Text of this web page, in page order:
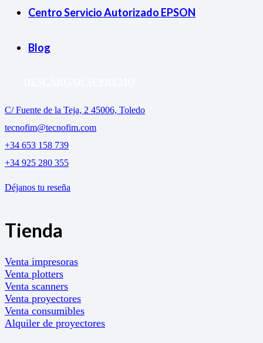
Centro Servicio Autorizado EPSON
Blog
C/ Fuente de la Teja, 2 45006, Toledo
tecnofim@tecnofim.com
+34 653 158 739
+34 925 280 355
Déjanos tu reseña
Tienda
Venta impresoras
Venta plotters
Venta scanners
Venta proyectores
Venta consumibles
Alquiler de proyectores